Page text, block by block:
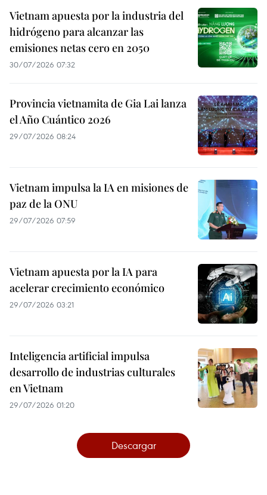
Vietnam apuesta por la industria del
hidrógeno para alcanzar las
emisiones netas cero en 2050
30/07/2026 07:32
Provincia vietnamita de Gia Lai lanza
el Año Cuántico 2026
29/07/2026 08:24
Vietnam impulsa la IA en misiones de
paz de la ONU
29/07/2026 07:59
Vietnam apuesta por la IA para
acelerar crecimiento económico
29/07/2026 03:21
Inteligencia artificial impulsa
desarrollo de industrias culturales
en Vietnam
29/07/2026 01:20
Descargar